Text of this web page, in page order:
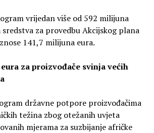
vrijedan više od 592 milijuna
za provedbu Akcijskog plana
141,7 milijuna eura.
za proizvođače svinja većih
državne potpore proizvođačima
težina zbog otežanih uvjeta
mjerama za suzbijanje afričke